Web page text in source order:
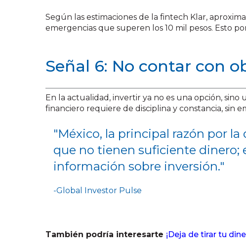
Según las estimaciones de la fintech Klar,
emergencias que superen los 10 mil pesos. Esto
Señal 6: No contar con
En la actualidad, invertir ya no es una opción,
financiero requiere de disciplina y constancia, sin
"México, la principal razón por
que no tienen suficiente dinero;
información sobre inversión."
-Global Investor Pulse
También podría interesarte ¡Deja de tirar tu